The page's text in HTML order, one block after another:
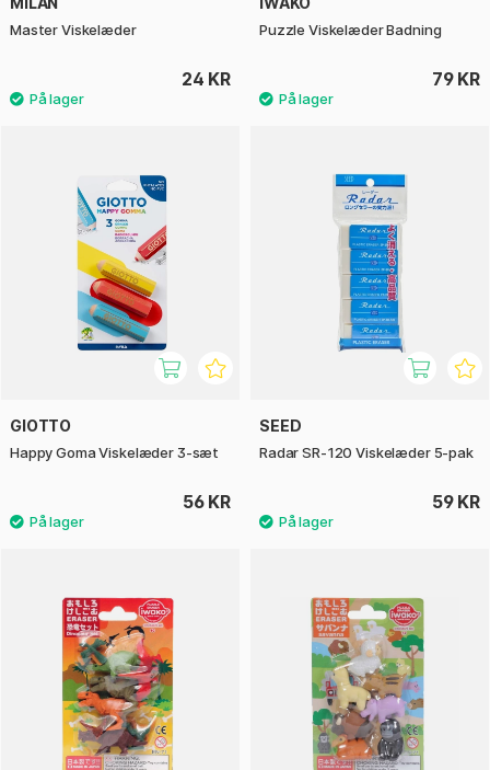
Master Viskelæder
24 KR
Puzzle Viskelæder Badning
79 KR
GIOTTO
Happy Goma Viskelæder 3-sæt
56 KR
SEED
Radar SR-120 Viskelæder 5-pak
59 KR